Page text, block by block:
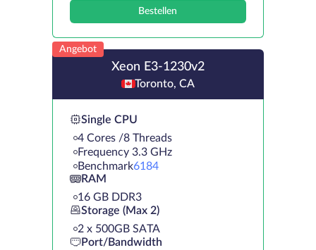
Bestellen
Angebot
Xeon E3-1230v2
Toronto, CA
Single CPU
4 Cores /8 Threads
Frequency 3.3 GHz
Benchmark6184
RAM
16 GB DDR3
Storage (Max 2)
2 х 500GB SATA
Port/Bandwidth